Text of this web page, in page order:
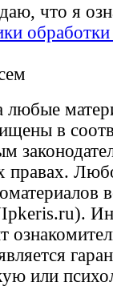
что я
любые
в
или